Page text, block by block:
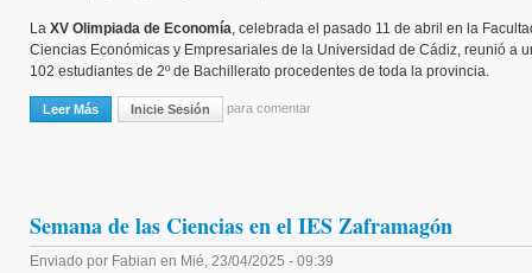
La XV Olimpiada de Economía, celebrada el pasado 11 de abril en la
Ciencias Económicas y Empresariales de la Universidad de Cádiz, reunió a
102 estudiantes de 2º de Bachillerato procedentes de toda la provincia.
Leer Más Sobre Éxito Del IES Zaframagón En La XV Olimpiada De Economía
Inicie Sesión para comentar
Semana de las Ciencias en el IES Zaframagón
Enviado por Fabian en Mié, 23/04/2025 - 09:39